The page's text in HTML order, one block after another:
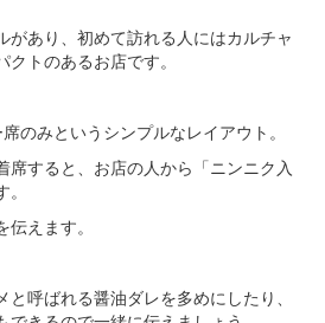
があり、初めて訪れる人にはカルチャ
トのあるお店です。
のみというシンプルなレイアウト。
席すると、お店の人から「ニンニク入
えます。
呼ばれる醤油ダレを多めにしたり、